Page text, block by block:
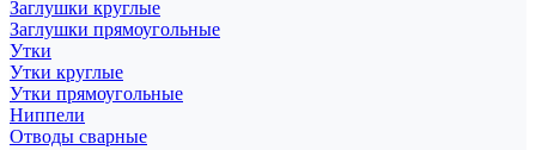
Заглушки круглые
Заглушки прямоугольные
Утки
Утки круглые
Утки прямоугольные
Ниппели
Отводы сварные